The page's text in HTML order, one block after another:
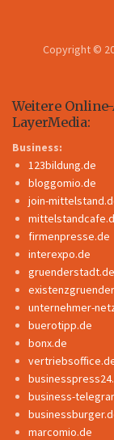
Copyright ©
Weitere
LayerMedia:
Business:
123bildung.de
bloggomio.de
join-
firmenpresse.de
interexpo.de
gruenderstadt.de
unternehmer-
buerotipp.de
bonx.de
business-
marcomio.de